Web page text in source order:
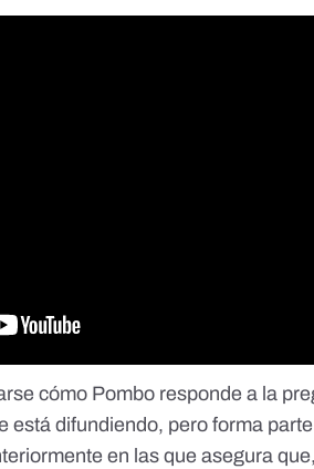
cómo Pombo responde a la
está difundiendo, pero forma
en las que asegura